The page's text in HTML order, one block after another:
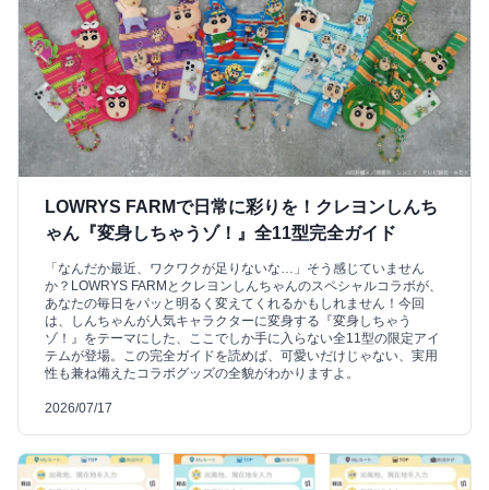
LOWRYS FARMで日常に彩りを！クレヨンしんち
ゃん『変身しちゃうゾ！』全11型完全ガイド
「なんだか最近、ワクワクが足りないな…」そう感じていません
か？LOWRYS FARMとクレヨンしんちゃんのスペシャルコラボが、
あなたの毎日をパッと明るく変えてくれるかもしれません！今回
は、しんちゃんが人気キャラクターに変身する『変身しちゃう
ゾ！』をテーマにした、ここでしか手に入らない全11型の限定アイ
テムが登場。この完全ガイドを読めば、可愛いだけじゃない、実用
性も兼ね備えたコラボグッズの全貌がわかりますよ。
2026/07/17